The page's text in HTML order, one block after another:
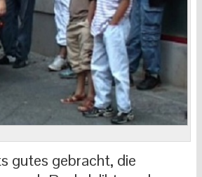
gutes gebracht, die